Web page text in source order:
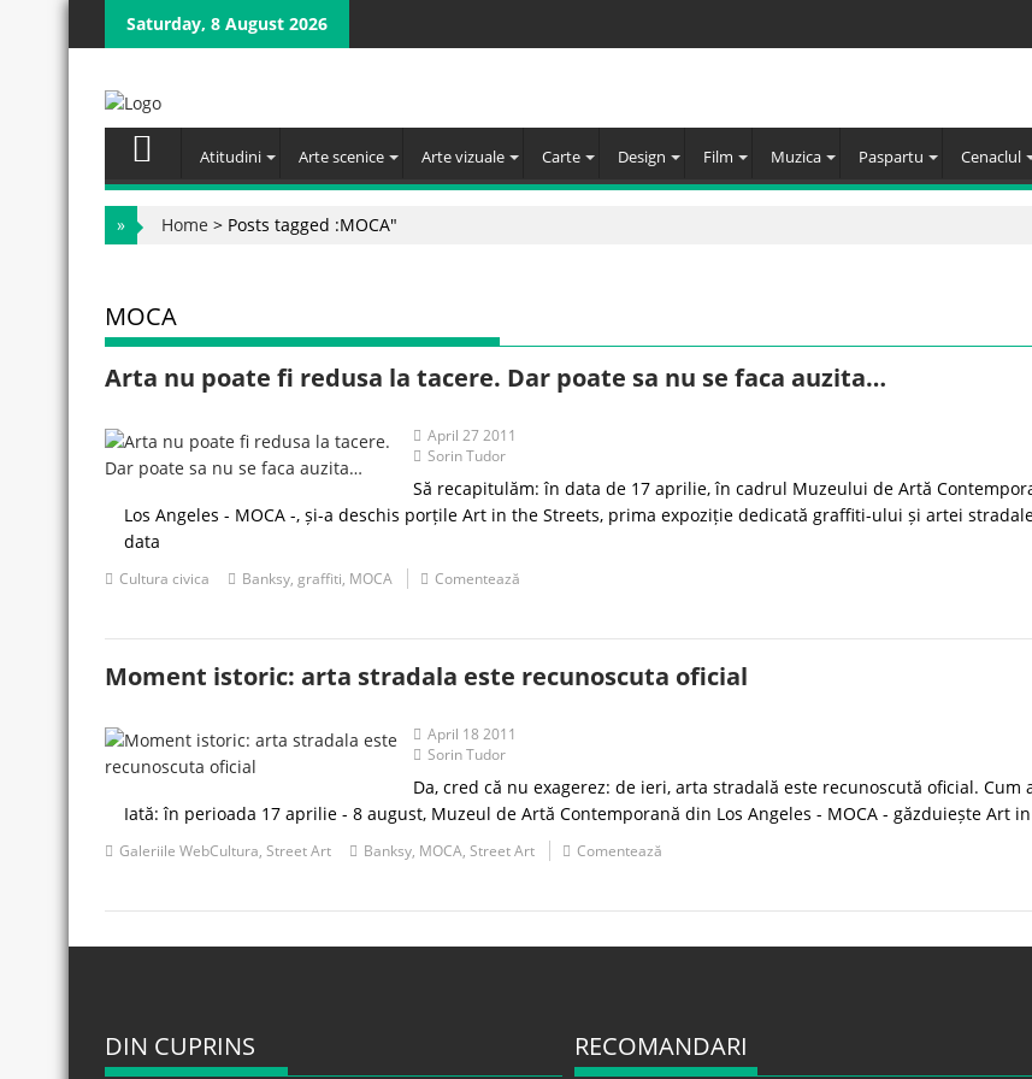
Skip
Saturday, 8 August 2026
Atitudini Arte scenice Arte vizuale Carte Design Film Muzica Paspartu Cenaclul
» Home > Posts tagged :MOCA"
MOCA
Arta nu poate fi redusa la tacere. Dar poate sa nu se faca auzita…
April 27 2011
Sorin Tudor
Să recapitulăm: în data de 17 aprilie, în cadrul Muzeului de Artă
Los Angeles - MOCA -, și-a deschis porțile Art in the Streets, prima expoziție dedicată graffiti-ului și artei
data
Cultura civica Banksy, graffiti, MOCA Comentează
Moment istoric: arta stradala este recunoscuta oficial
April 18 2011
Sorin Tudor
Da, cred că nu exagerez: de ieri, arta stradală este recunoscută oficial. Cum
Iată: în perioada 17 aprilie - 8 august, Muzeul de Artă Contemporană din Los Angeles - MOCA - găzduiește Art in
Galeriile WebCultura, Street Art Banksy, MOCA, Street Art Comentează
DIN CUPRINS RECOMANDARI